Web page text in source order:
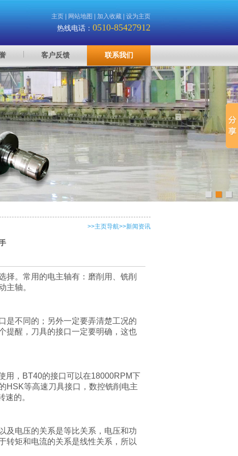
主页 网站地图 加入收藏 设为主页
热线电话： 0510-85427912
客户反馈 联系我们
>>主页导航>>新闻资讯
择。常用的电主轴有：磨削用、铣削
主轴。
是不同的；另外一定要弄清楚工况的
提醒，刀具的接口一定要明确，这也
用， BT40的接口可以在18000RPM下
HSK等高速刀具接口，数控铣削电主
速的。
及电压的关系是等比关系，电压和功
转矩和电流的关系是线性关系，所以